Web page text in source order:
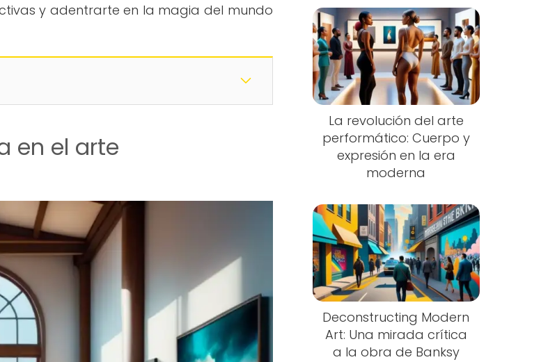
y adentrarte en la magia del mundo
en el arte
La revolución del arte
performático: Cuerpo y
expresión en la era
moderna
Deconstructing Modern
Art: Una mirada crítica
a la obra de Banksy